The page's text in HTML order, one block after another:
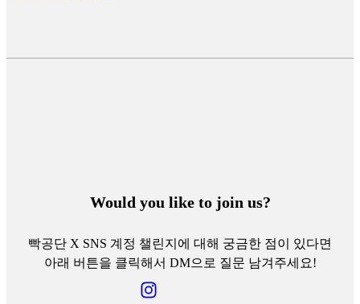
Would you like to join us?
빡공단 X SNS 계정 챌린지에 대해 궁금한 점이 있다면
아래 버튼을 클릭해서 DM으로 질문 남겨주세요!